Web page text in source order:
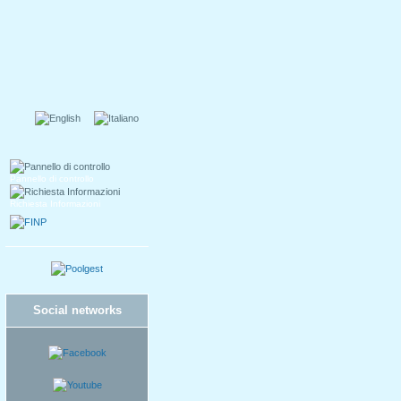
Pannello di controllo
Richiesta Informazioni
Social networks